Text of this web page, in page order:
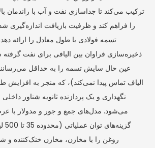
ترکیب می‌کند تا جداسازی نفت و آب با راندمان
را فراهم کند و ظرفیت بازیافت اندازه‌گیری
تسمه فولادی با طول معادل را ارائه دهد.
ذخیره‌سازی فراوان بین الیافی برای نفت گرفته
عین حال سایش تسمه را به حداقل
الیاف تماس پیدا نمی‌کند)، که منجر به افزایش
نگهداری و یک پردازنده ثانویه شناور
می‌شود. مدل‌های جمع و جور و مدولار با
روغن را با مخازن، مخازن خنک‌کننده و